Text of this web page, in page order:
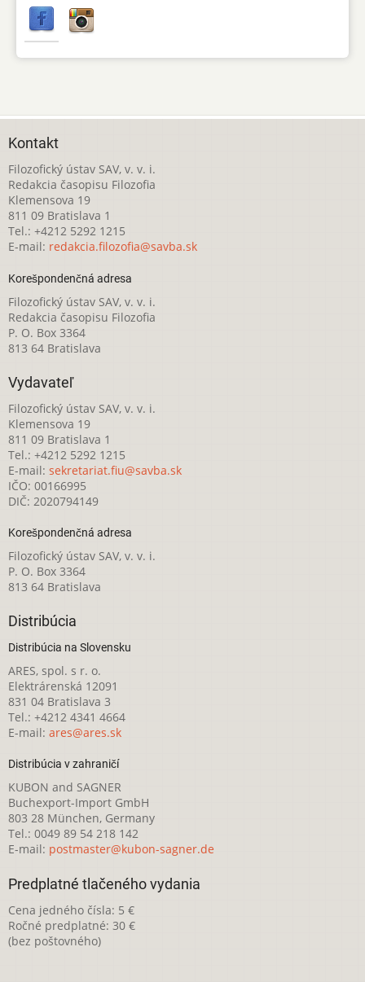
Kontakt
Filozofický ústav SAV, v. v. i.
Redakcia časopisu Filozofia
Klemensova 19
811 09 Bratislava 1
Tel.: +4212 5292 1215
E-mail: redakcia.filozofia@savba.sk
Korešpondenčná adresa
Filozofický ústav SAV, v. v. i.
Redakcia časopisu Filozofia
P. O. Box 3364
813 64 Bratislava
Vydavateľ
Filozofický ústav SAV, v. v. i.
Klemensova 19
811 09 Bratislava 1
Tel.: +4212 5292 1215
E-mail: sekretariat.fiu@savba.sk
IČO: 00166995
DIČ: 2020794149
Korešpondenčná adresa
Filozofický ústav SAV, v. v. i.
P. O. Box 3364
813 64 Bratislava
Distribúcia
Distribúcia na Slovensku
ARES, spol. s r. o.
Elektrárenská 12091
831 04 Bratislava 3
Tel.: +4212 4341 4664
E-mail: ares@ares.sk
Distribúcia v zahraničí
KUBON and SAGNER
Buchexport-Import GmbH
803 28 München, Germany
Tel.: 0049 89 54 218 142
E-mail: postmaster@kubon-sagner.de
Predplatné tlačeného vydania
Cena jedného čísla: 5 €
Ročné predplatné: 30 €
(bez poštovného)